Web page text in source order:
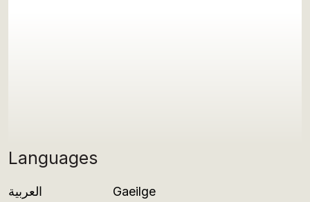
Languages
العربية
Gaeilge